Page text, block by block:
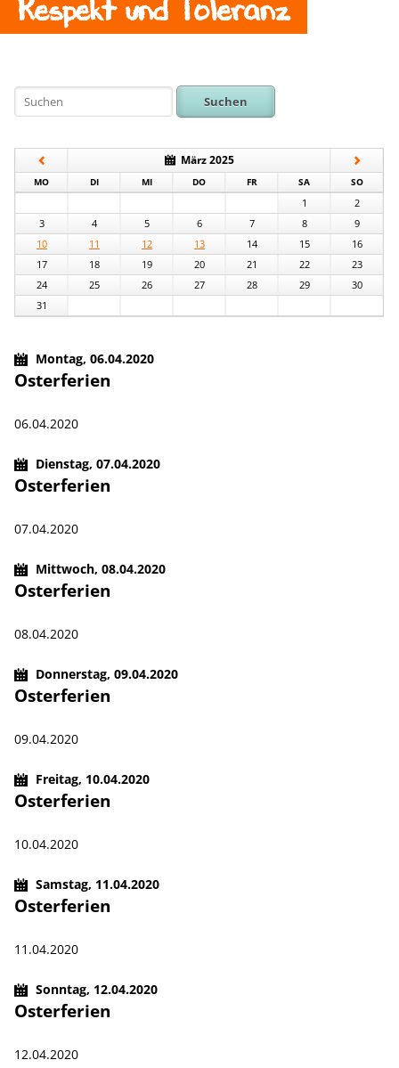
Suchen
März 2025
MONTAG DIENSTAG MITTWOCH DONNERSTAG
FREITAG SA SONNTAG
1
2
3
4 5 6 7 8
9
10
11 12 13 14 15
16
17
18 19 20 21 22
23
24
25 26 27 28 29
30
31
Montag,06.04.2020
Osterferien
06.04.2020
Dienstag,07.04.2020
Osterferien
07.04.2020
Mittwoch,08.04.2020
Osterferien
08.04.2020
Donnerstag,09.04.2020
Osterferien
09.04.2020
Freitag, 10.04.2020
Osterferien
10.04.2020
Samstag, 11.04.2020
Osterferien
11.04.2020
Sonntag, 12.04.2020
Osterferien
12.04.2020